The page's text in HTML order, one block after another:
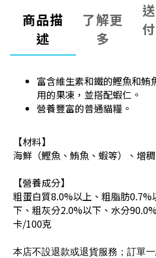
商品描
述
了解更
多
富含維生素和鐵的鰹魚和鮪
用的果凍，並搭配蝦仁。
營養豐富的普通貓糧。
【材料】
海鮮（鰹魚、鮪魚、蝦等）、增
【營養成分】
粗蛋白質8.0%以上、粗脂肪
下、粗灰分2.0%以下、水分
卡/100克
本店不設退款或退貨服務；訂單